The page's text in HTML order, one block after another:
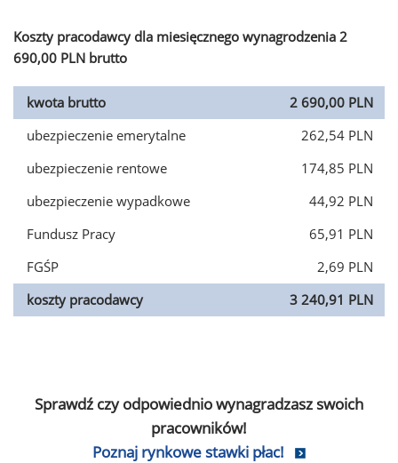
Koszty pracodawcy dla miesięcznego wynagrodzenia 2
690,00 PLN brutto
kwota brutto
2 690,00 PLN
ubezpieczenie emerytalne
262,54 PLN
ubezpieczenie rentowe
174,85 PLN
ubezpieczenie wypadkowe
44,92 PLN
Fundusz Pracy
65,91 PLN
FGŚP
2,69 PLN
koszty pracodawcy
3 240,91 PLN
Sprawdź czy odpowiednio wynagradzasz swoich
pracowników!
Poznaj rynkowe stawki płac!